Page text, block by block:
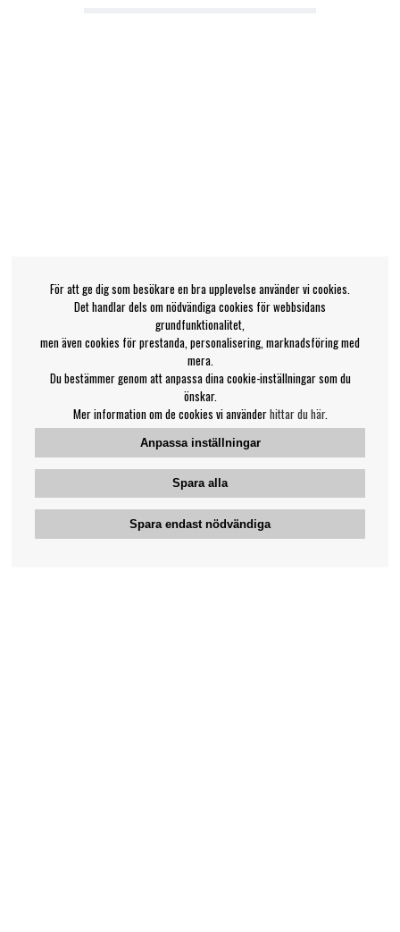
För att ge dig som besökare en bra upplevelse använder vi cookies.
Det handlar dels om nödvändiga cookies för webbsidans
grundfunktionalitet,
men även cookies för prestanda, personalisering, marknadsföring med
mera.
Du bestämmer genom att anpassa dina cookie-inställningar som du
önskar.
Mer information om de cookies vi använderhittar du här.
Anpassa inställningar
Spara alla
Spara endast nödvändiga